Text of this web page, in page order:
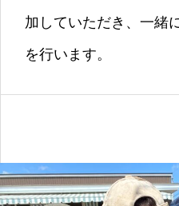
加していただき、一緒
を行います。